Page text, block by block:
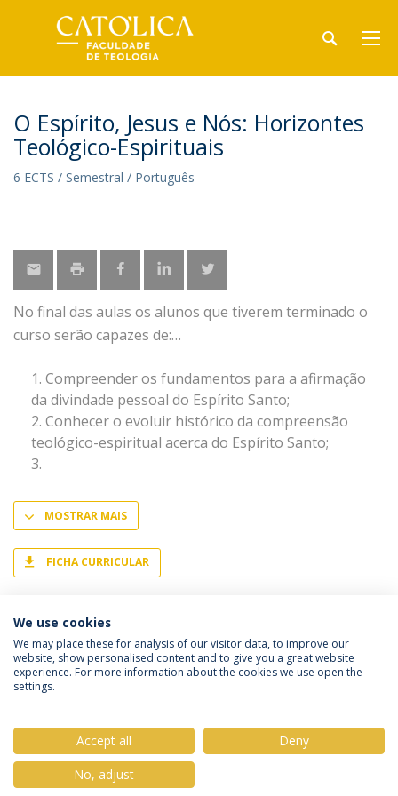
O Espírito, Jesus e Nós: Horizontes
Teológico-Espirituais
6 ECTS / Semestral / Português
No final das aulas os alunos que tiverem terminado o
curso serão capazes de:
Compreender os fundamentos para a afirmação
da divindade pessoal do Espírito Santo;
Conhecer o evoluir histórico da compreensão
teológico-espiritual acerca do Espírito Santo;
MOSTRAR MAIS
FICHA CURRICULAR
Política de Privacidade
Termos & Condições
© 2026 Universidade Católica Portuguesa
We use cookies
We may place these for analysis of our visitor data, to improve our
website, show personalised content and to give you a great website
experience. For more information about the cookies we use open the
settings.
Accept all
Deny
No, adjust